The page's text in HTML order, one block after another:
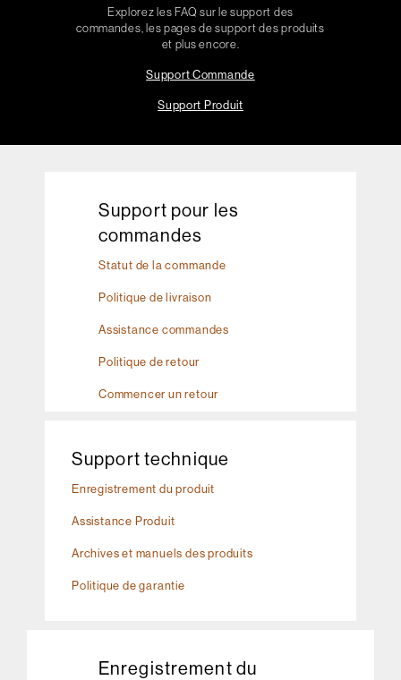
Explorez les FAQ sur le support des
commandes, les pages de support des produits
et plus encore.
Support Commande
Support Produit
Support pour les
commandes
Statut de la commande
Politique de livraison
Assistance commandes
Politique de retour
Commencer un retour
Support technique
Enregistrement du produit
Assistance Produit
Archives et manuels des produits
Politique de garantie
Enregistrement du